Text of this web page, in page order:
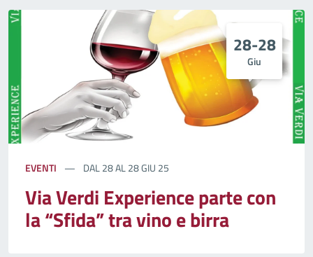
28-28
Giu
EVENTI DAL 28 AL 28 GIU 25
Via Verdi Experience parte con
la “Sfida” tra vino e birra